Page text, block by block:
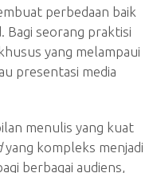
perbedaan baik
Bagi seorang praktisi
yang melampaui
presentasi media
menulis yang kuat
yang kompleks menjadi
berbagai audiens,